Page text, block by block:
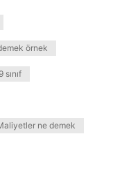
örnek
ne demek